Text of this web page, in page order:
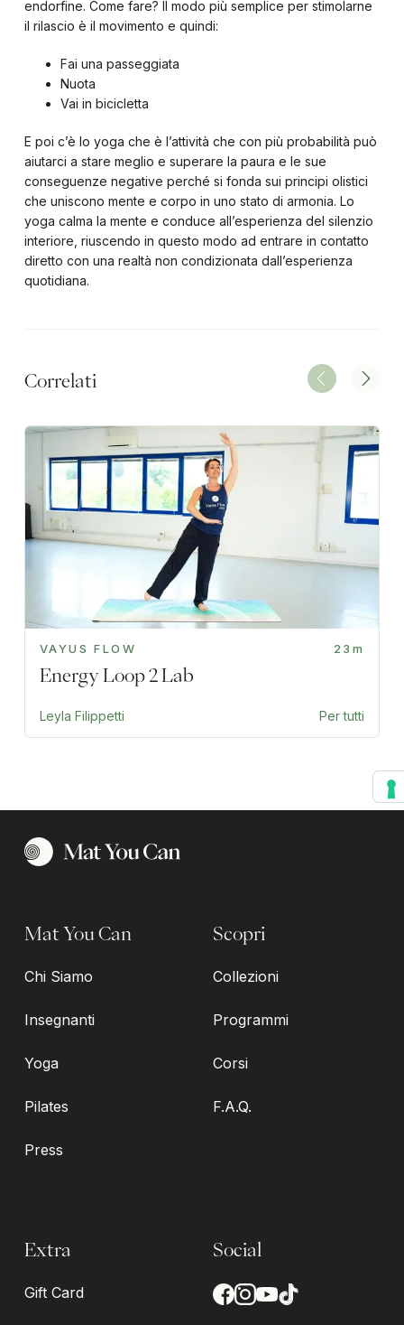
endorfine. Come fare? Il modo più semplice per stimolarne
il rilascio è il movimento e quindi:
Fai una passeggiata
Nuota
Vai in bicicletta
E poi c’è lo yoga che è l’attività che con più probabilità può
aiutarci a stare meglio e superare la paura e le sue
conseguenze negative perché si fonda sui principi olistici
che uniscono mente e corpo in uno stato di armonia. Lo
yoga calma la mente e conduce all’esperienza del silenzio
interiore, riuscendo in questo modo ad entrare in contatto
diretto con una realtà non condizionata dall’esperienza
quotidiana.
Correlati
VAYUS FLOW 23m
Energy Loop 2 Lab
Leyla Filippetti Per tutti
Mat You Can
Chi Siamo
Insegnanti
Yoga
Pilates
Press
Scopri
Collezioni
Programmi
Corsi
F.A.Q.
Extra
Gift Card
Social